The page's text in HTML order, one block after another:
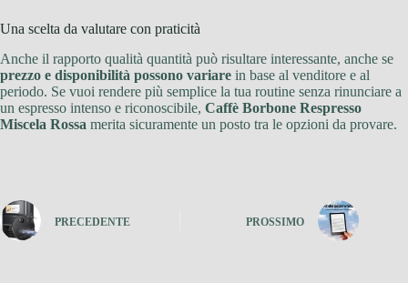
Una scelta da valutare con praticità
Anche il rapporto qualità quantità può risultare interessante, anche se
prezzo e disponibilità possono variare in base al venditore e al
periodo. Se vuoi rendere più semplice la tua routine senza rinunciare a
un espresso intenso e riconoscibile, Caffè Borbone Respresso
Miscela Rossa merita sicuramente un posto tra le opzioni da provare.
PRECEDENTE PROSSIMO